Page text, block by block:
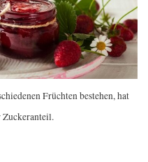
Früchten bestehen, hat
Zuckeranteil.